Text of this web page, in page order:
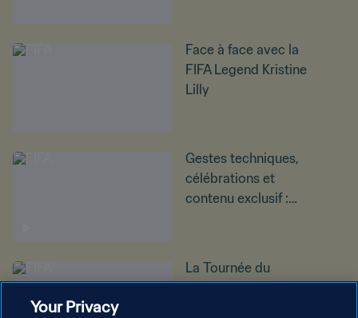
Face à face avec la
FIFA Legend Kristine
Lilly
Gestes techniques,
célébrations et
contenu exclusif :
La Tournée du
trophée de la Coupe
Your Privacy